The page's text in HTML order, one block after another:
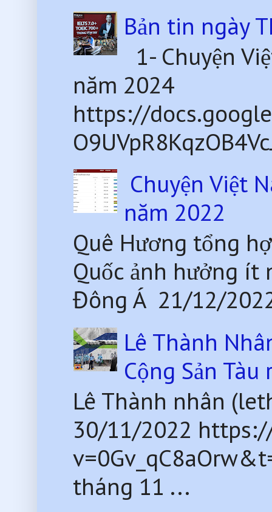
Bản tin ngày
1- Chuyện
năm 2024
https://
Chuyện Việt
năm 2022
Quê Hương tổng
Quốc ảnh hưởng ít
Đông Á 21/12/
Lê Thành
Cộng Sản
Lê Thành nhân
30/11/2022
tháng 11 ...